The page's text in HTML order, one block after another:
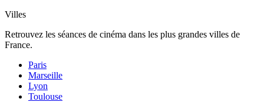
Villes
Retrouvez les séances de cinéma dans les plus grandes villes de
France.
Paris
Marseille
Lyon
Toulouse